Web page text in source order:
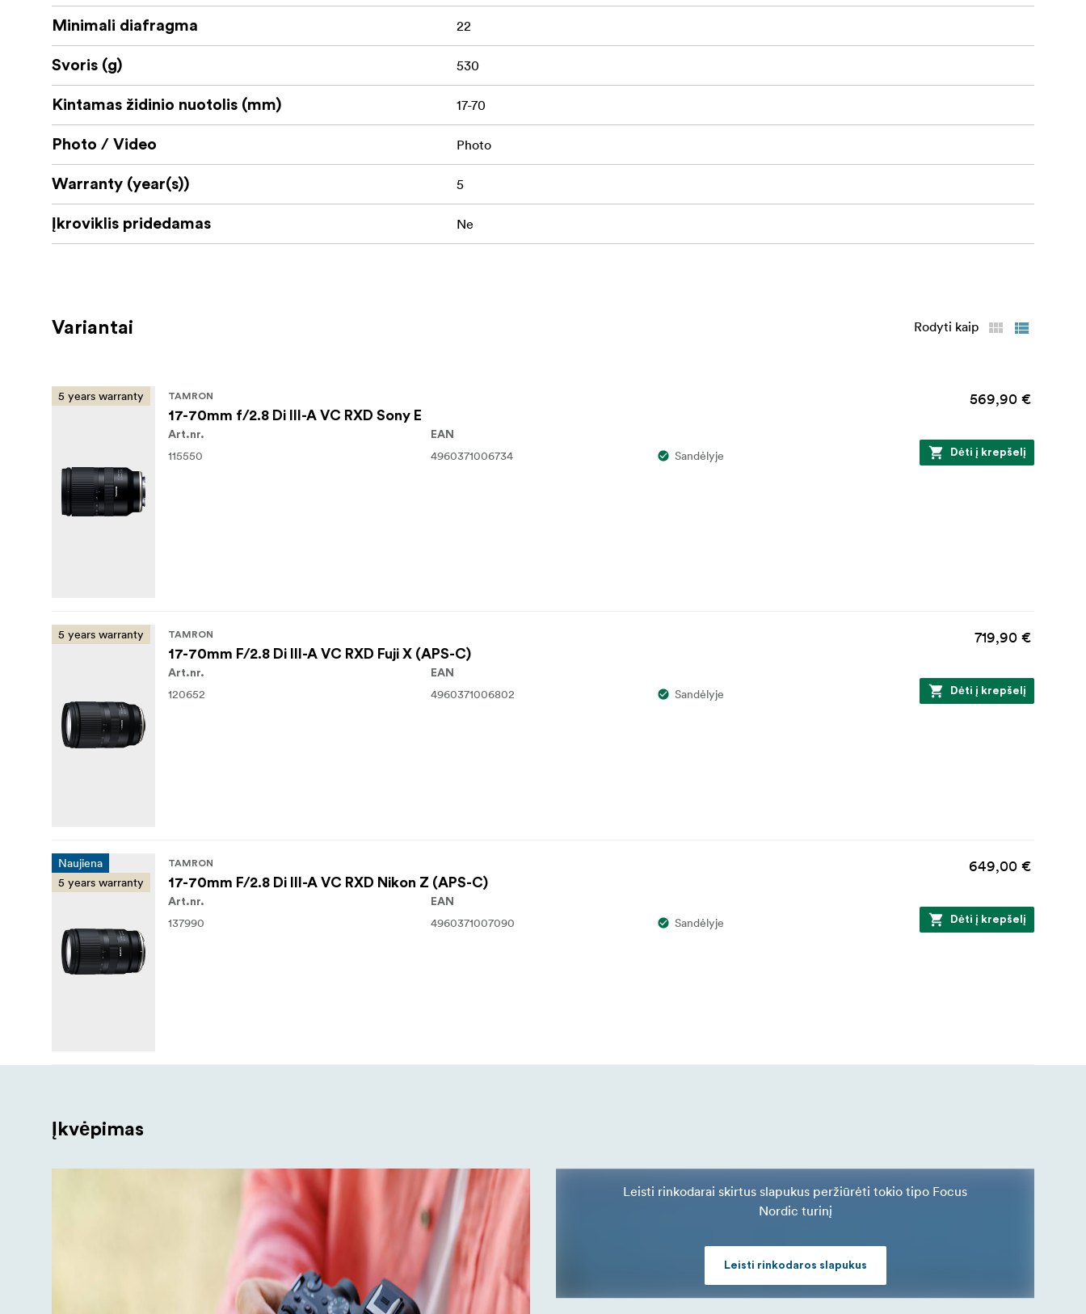
Galinis objektyvo dangtelis
Gaukite 5 metų garantiją savo naujam „Tamron“ objektyvui.
„Tamron“ yra žinoma kaip objektyvų gamintoja, kurių bruožai – kompaktiškas ir novatoriškas dizainas bei išskirtinis
optinis našumas. Nesvarbu, ar esate profesionalus kino kūrėjas, fotografas, ar aistringas mėgėjas, „Tamron“ turi jums
siūlo jums 5 metų pratęstą garantiją naujam objektyvui, jei jį užregistruosite jų svetainėje per 2 mėnesius nuo pirkimo.
Spauskite čia, kad užregistruotumėte objektyvą ir perskaitytumėte visas sąlygas
Minimali diafragma 22
Svoris (g) 530
Kintamas židinio nuotolis (mm) 17-70
Photo / Video Photo
Warranty (year(s)) 5
Įkroviklis pridedamas Ne
Variantai Rodyti kaip
5 years warranty TAMRON
17-70mm f/2.8 Di III-A VC RXD Sony E
569,90 €
Art.nr.
115550
EAN
4960371006734 Sandėlyje Dėti į krepšelį
5 years warranty TAMRON
17-70mm F/2.8 Di III-A VC RXD Fuji X (APS-C)
719,90 €
Art.nr.
120652
EAN
4960371006802 Sandėlyje Dėti į krepšelį
Naujiena
5 years warranty
TAMRON
17-70mm F/2.8 Di III-A VC RXD Nikon Z (APS-C)
649,00 €
Art.nr.
137990
EAN
4960371007090 Sandėlyje Dėti į krepšelį
Įkvėpimas
Leisti rinkodarai skirtus slapukus peržiūrėti tokio tipo Focus
Nordic turinį
Leisti rinkodaros slapukus